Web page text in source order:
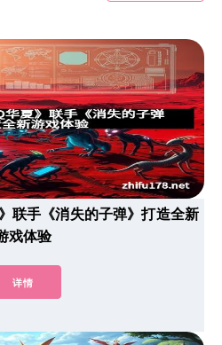
联手《消失的子弹》打造全新
戏体验
详情